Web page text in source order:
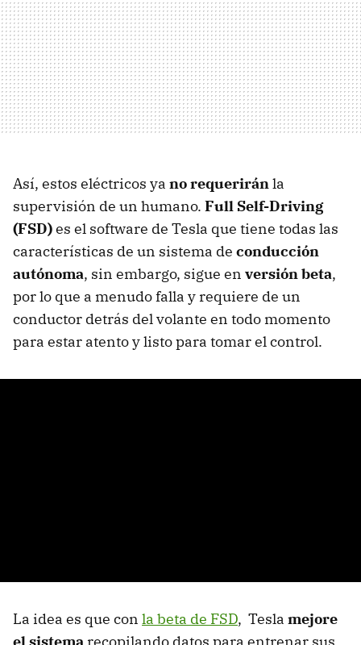
Así, estos eléctricos ya no requeriránla
supervisión de un humano. Full Self-Driving
(FSD)es el software de Tesla que tiene todas las
características de un sistema de conducción
autónoma, sin embargo, sigue en versión beta,
por lo que a menudo falla y requiere de un
conductor detrás del volante en todo momento
para estar atento y listo para tomar el control.
La idea es que con la beta de FSD, Tesla mejore
el sistema recopilando datos para entrenar sus